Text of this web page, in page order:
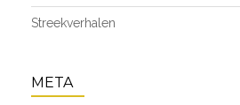
Streekverhalen
META